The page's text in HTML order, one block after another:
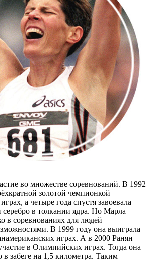
во множестве соревнований. В 1992
золотой чемпионкой
а четыре года спустя завоевала
серебро в толкании ядра. Но Марла
в соревнованиях для людей
В 1999 году она выиграла
играх. А в 2000 Ранян
в Олимпийских играх. Тогда она
в забеге на 1,5 километра. Таким